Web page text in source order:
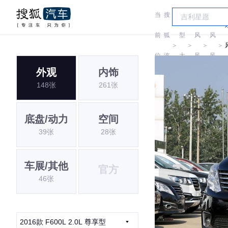
当
前
位
置:
搜
狐
汽
车
＞
车
型
大
＞
东
风
风
＞
风
风
＞
外观
148张
内饰
261张
底盘/动力
39张
空间
28张
车展/其他
46张
官方
2016款 F600L 2.0L 尊享型